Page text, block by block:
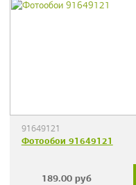
91649121
Фотообои 91649121
189.00 руб